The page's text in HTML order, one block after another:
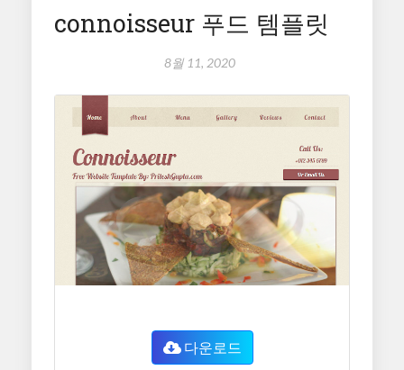
connoisseur 푸드 템플릿
8월 11, 2020
다운로드